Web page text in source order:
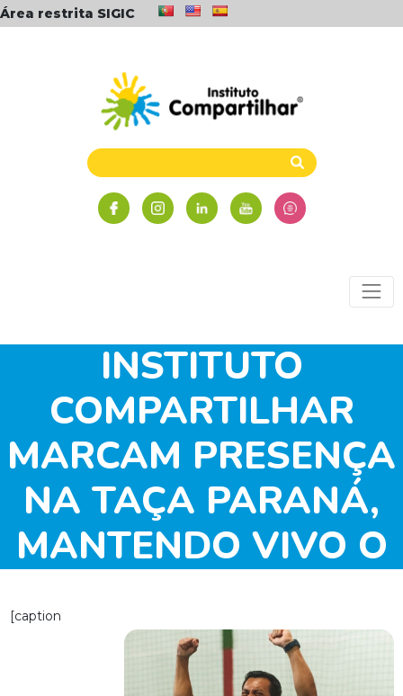
Área restrita SIGIC
INSTITUTO
COMPARTILHAR
MARCAM PRESENÇA
NA TAÇA PARANÁ,
MANTENDO VIVO O
VOLEIBOL
[caption